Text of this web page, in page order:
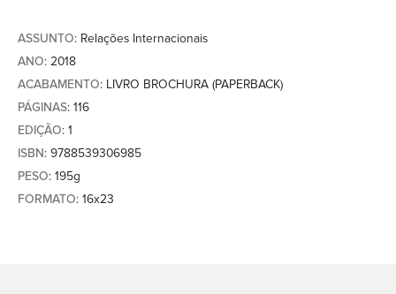
ASSUNTO: Relações Internacionais
ANO: 2018
ACABAMENTO: LIVRO BROCHURA (PAPERBACK)
PÁGINAS: 116
EDIÇÃO: 1
ISBN: 9788539306985
PESO: 195g
FORMATO: 16x23